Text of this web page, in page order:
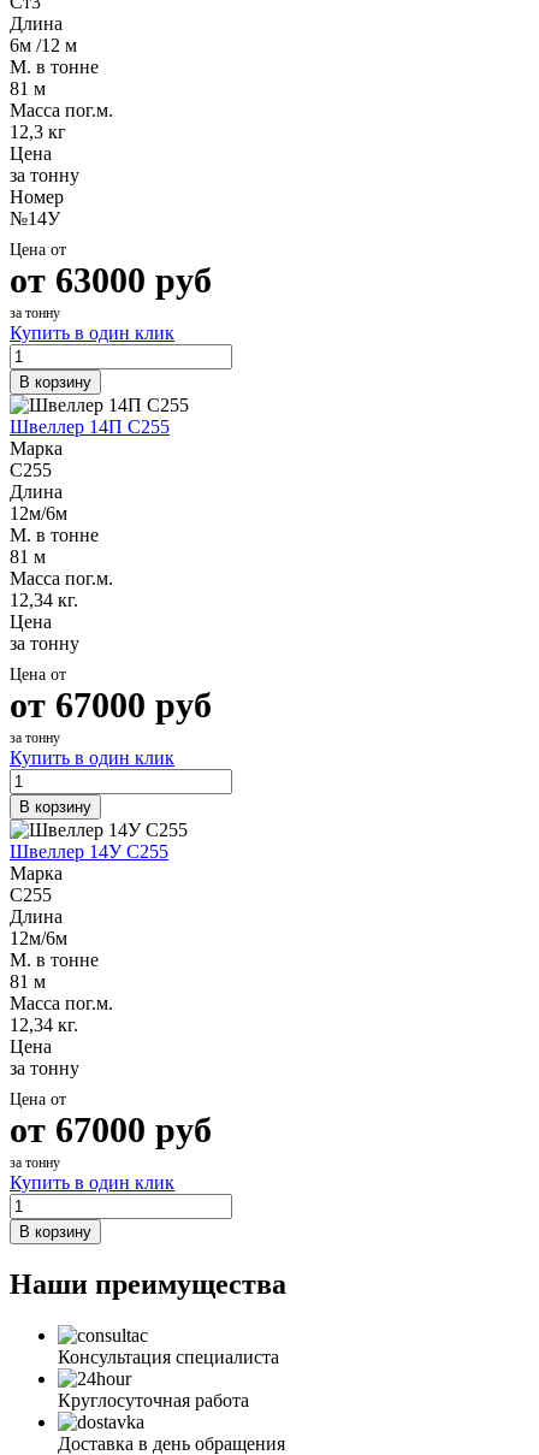
Длина
6м /12 м
М. в тонне
81 м
Масса пог.м.
12,3 кг
Цена
за тонну
Номер
№14У
Цена от
от 63000 руб
за тонну
Купить в один клик
В корзину
Швеллер 14П С255
Марка
С255
Длина
12м/6м
М. в тонне
81 м
Масса пог.м.
12,34 кг.
Цена
за тонну
Цена от
от 67000 руб
за тонну
Купить в один клик
В корзину
Швеллер 14У С255
Марка
С255
Длина
12м/6м
М. в тонне
81 м
Масса пог.м.
12,34 кг.
Цена
за тонну
Цена от
от 67000 руб
за тонну
Купить в один клик
В корзину
Наши преимущества
Консультация специалиста
Круглосуточная работа
Доставка в день обращения